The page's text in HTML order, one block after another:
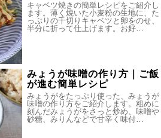
キャベツ焼きの簡単レシピをご紹介し
ます。薄く焼いた小麦粉の生地に、た
っぷりの千切りキャベツと卵をのせ、
半分に折って仕上げます。お好…
みょうが味噌の作り方｜ご飯
が進む簡単レシピ
みょうがをたっぷり使った、みょうが
味噌の作り方をご紹介します。粗めに
刻んだみょうがをさっと炒め、味噌や
砂糖、みりんなどで甘辛く味付…